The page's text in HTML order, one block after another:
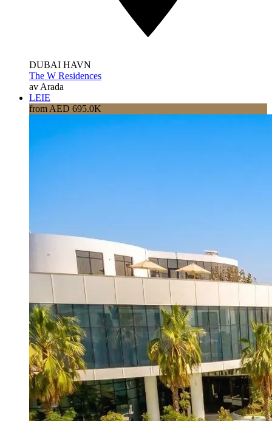
DUBAI HAVN
The W Residences
av Arada
LEIE
from AED 695.0K